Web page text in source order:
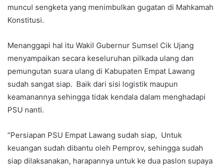
muncul sengketa yang menimbulkan gugatan di Mahkamah
Konstitusi.
Menanggapi hal itu Wakil Gubernur Sumsel Cik Ujang
menyampaikan secara keseluruhan pilkada ulang dan
pemungutan suara ulang di Kabupaten Empat Lawang
sudah sangat siap. Baik dari sisi logistik maupun
keamanannya sehingga tidak kendala dalam menghadapi
PSU nanti.
“Persiapan PSU Empat Lawang sudah siap, Untuk
keuangan sudah dibantu oleh Pemprov, sehingga sudah
siap dilaksanakan, harapannya untuk ke dua paslon supaya